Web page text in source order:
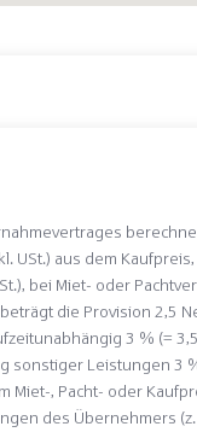
USt.) aus dem
bei Miet- oder
die Provision 2,5
3 % (=
sonstiger Leistungen 3
Miet-, Pacht- oder
des Übernehmers